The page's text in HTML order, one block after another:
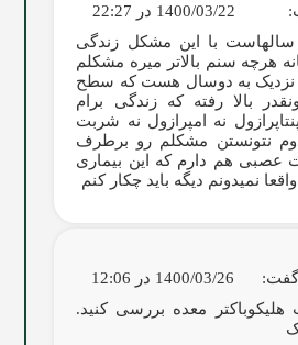
1400/03/22 در 22:27
و سالهاست با این مشکل زندگی
هرچه سنم بالاتر میره مشکلم
نزدیک به دوسال هست که سطح
بالا رفته که زندگی برام
نه امپرازول نه شربت
نتونستن مشکلم رو برطرف
عصبی هم دارم که این بیماری
نمیدونم دیگه باید چکار کنم
گفت:
1400/03/26 در 12:06
هلیکوباکتر معده بررسی کنید.